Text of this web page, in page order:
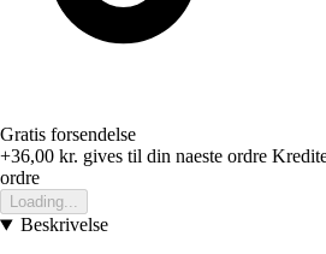
Gratis forsendelse
+36,00 kr. gives til din naeste ordre
ordre
Loading...
Beskrivelse